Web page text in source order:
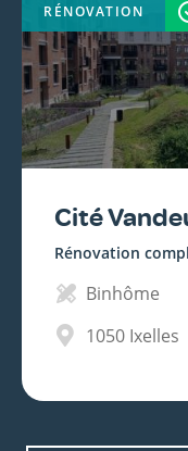
Cité
Rénovation
Binhôme
1050 Ixelles
RÉNOVATION